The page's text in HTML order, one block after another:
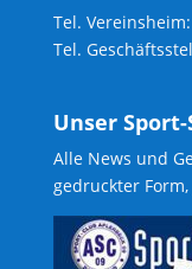
Tel.
Tel.
Unser Sport-
Alle News und
gedruckter